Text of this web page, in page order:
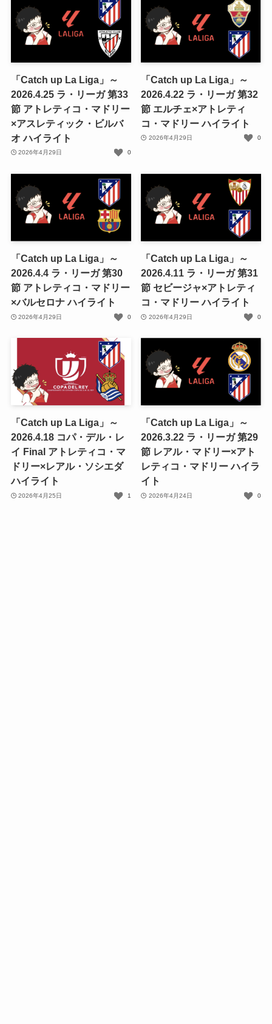
「Catch up La Liga」～
2026.4.25 ラ・リーガ 第33
節 アトレティコ・マドリー
×アスレティック・ビルバ
オ ハイライト
2026年4月29日 0
「Catch up La Liga」～
2026.4.22 ラ・リーガ 第32
節 エルチェ×アトレティ
コ・マドリー ハイライト
2026年4月29日 0
「Catch up La Liga」～
2026.4.4 ラ・リーガ 第30
節 アトレティコ・マドリー
×バルセロナ ハイライト
2026年4月29日 0
「Catch up La Liga」～
2026.4.11 ラ・リーガ 第31
節 セビージャ×アトレティ
コ・マドリー ハイライト
2026年4月29日 0
「Catch up La Liga」～
2026.4.18 コパ・デル・レ
イ Final アトレティコ・マ
ドリー×レアル・ソシエダ
ハイライト
2026年4月25日 1
「Catch up La Liga」～
2026.3.22 ラ・リーガ 第29
節 レアル・マドリー×アト
レティコ・マドリー ハイラ
イト
2026年4月24日 0